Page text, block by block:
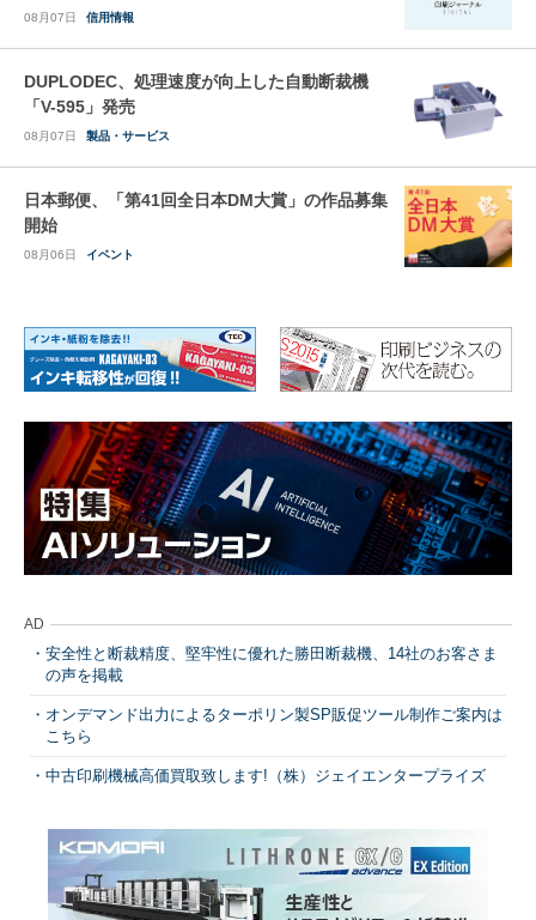
08月07日 信用情報
DUPLODEC、処理速度が向上した自動断裁機
「V-595」発売
08月07日 製品・サービス
日本郵便、「第41回全日本DM大賞」の作品募集
開始
08月06日 イベント
AD
安全性と断裁精度、堅牢性に優れた勝田断裁機、14社のお客さま
の声を掲載
オンデマンド出力によるターポリン製SP販促ツール制作ご案内は
こちら
中古印刷機械高価買取致します!（株）ジェイエンタープライズ